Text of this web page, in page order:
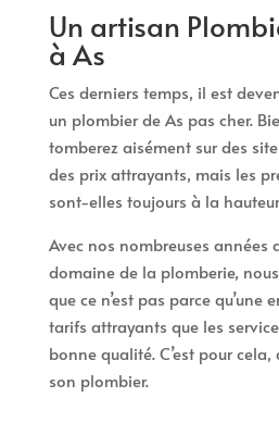
Un artisan
à As
Ces derniers temps, il est
un plombier de As pas cher.
tomberez aisément sur des
des prix attrayants, mais les
sont-elles toujours à la
Avec nos nombreuses années
domaine de la plomberie,
que ce n’est pas parce qu’une
tarifs attrayants que les
bonne qualité. C’est pour
son plombier.